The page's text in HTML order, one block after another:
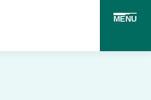
MENU